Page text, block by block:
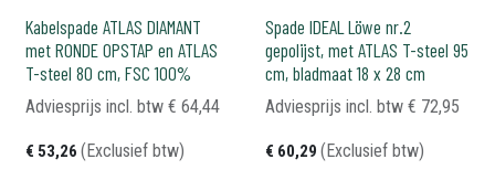
Kabelspade ATLAS DIAMANT
met RONDE OPSTAP en ATLAS
T-steel 80 cm, FSC 100%
€ 53,26 (Exclusief btw)
Adviesprijs incl. btw € 64,44
Spade IDEAL Löwe nr.2
gepolijst, met ATLAS T-steel 95
cm, bladmaat 18 x 28 cm
€ 60,29 (Exclusief btw)
Adviesprijs incl. btw € 72,95